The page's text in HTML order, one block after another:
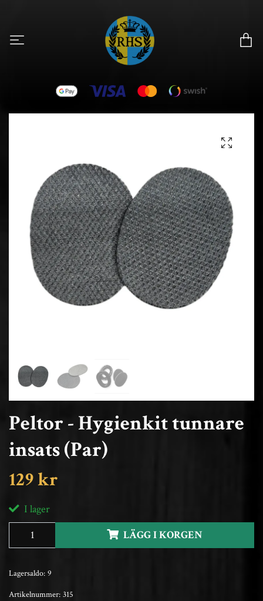
Peltor - Hygienkit tunnare
insats (Par)
129 kr
I lager
LÄGG I KORGEN
Lagersaldo: 9
Artikelnummer: 315